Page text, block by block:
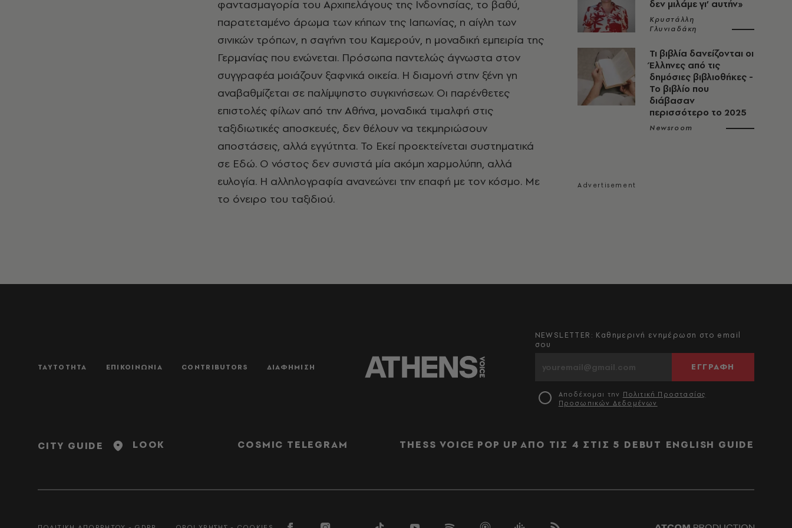
φαντασμαγορία του Αρχιπελάγους της Ινδονησίας, το βαθύ,
παρατεταμένο άρωμα των κήπων της Ιαπωνίας, η αίγλη των
σινικών τρόπων, η σαγήνη του Καμερούν, η μοναδική εμπειρία της
Γερμανίας που ενώνεται. Πρόσωπα παντελώς άγνωστα στον
συγγραφέα μοιάζουν ξαφνικά οικεία. Η διαμονή στην ξένη γη
αναβαθμίζεται σε παλίμψηστο συγκινήσεων. Οι παρένθετες
επιστολές φίλων από την Αθήνα, μοναδικά τιμαλφή στις
ταξιδιωτικές αποσκευές, δεν θέλουν να τεκμηριώσουν
αποστάσεις, αλλά εγγύτητα. Το Εκεί προεκτείνεται συστηματικά
σε Εδώ. Ο νόστος δεν συνιστά μία ακόμη χαρμολύπη, αλλά
ευλογία. Η αλληλογραφία ανανεώνει την επαφή με τον κόσμο. Με
το όνειρο του ταξιδιού.
δεν μιλάμε γι’ αυτήν»
Κρυστάλλη
Γλυνιαδάκη
Τι βιβλία δανείζονται οι
Έλληνες από τις
δημόσιες βιβλιοθήκες -
Το βιβλίο που
διάβασαν
περισσότερο το 2025
Newsroom
ΤΑΥΤΟΤΗΤΑ ΕΠΙΚΟΙΝΩΝΙΑ CONTRIBUTORS ΔΙΑΦΗΜΙΣΗ
NEWSLETTER: Καθημερινή ενημέρωση στο email
σου
ΕΓΓΡΑΦΗ
Αποδέχομαι την Πολιτική Προστασίας
Προσωπικών Δεδομένων
CITY GUIDE LOOK COSMIC TELEGRAM THESS VOICE POP UP ΑΠΟ ΤΙΣ 4 ΣΤΙΣ 5 DEBUT ENGLISH GUIDE